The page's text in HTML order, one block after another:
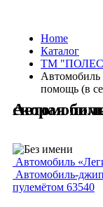
Home
Каталог
ТМ
Автомобиль
помощь (в
Автомобиль
Автомобиль
Автомобиль-
пулемётом 63540